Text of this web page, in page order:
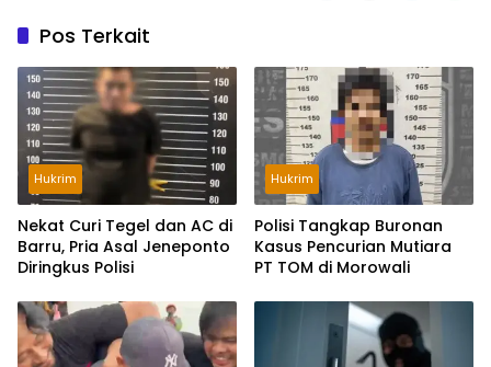
Pos Terkait
Hukrim
Nekat Curi Tegel dan AC di
Barru, Pria Asal Jeneponto
Diringkus Polisi
Hukrim
Polisi Tangkap Buronan
Kasus Pencurian Mutiara
PT TOM di Morowali